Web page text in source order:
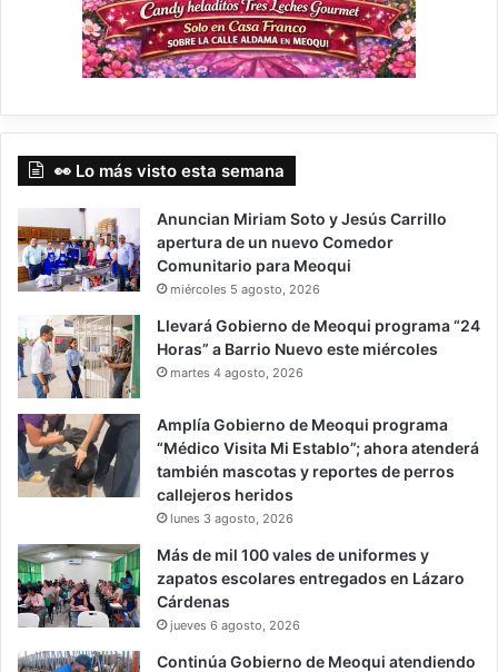
👀 Lo más visto esta semana
Anuncian Miriam Soto y Jesús Carrillo
apertura de un nuevo Comedor
Comunitario para Meoqui
miércoles 5 agosto, 2026
Llevará Gobierno de Meoqui programa “24
Horas” a Barrio Nuevo este miércoles
martes 4 agosto, 2026
Amplía Gobierno de Meoqui programa
“Médico Visita Mi Establo”; ahora atenderá
también mascotas y reportes de perros
callejeros heridos
lunes 3 agosto, 2026
Más de mil 100 vales de uniformes y
zapatos escolares entregados en Lázaro
Cárdenas
jueves 6 agosto, 2026
Continúa Gobierno de Meoqui atendiendo